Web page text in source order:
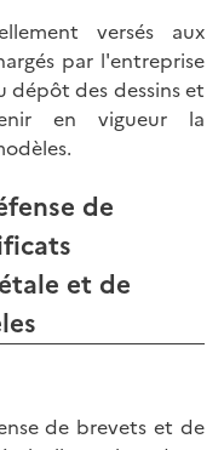
versés aux
par l'entreprise
dépôt des dessins et
en vigueur la
de
et de
de brevets et de